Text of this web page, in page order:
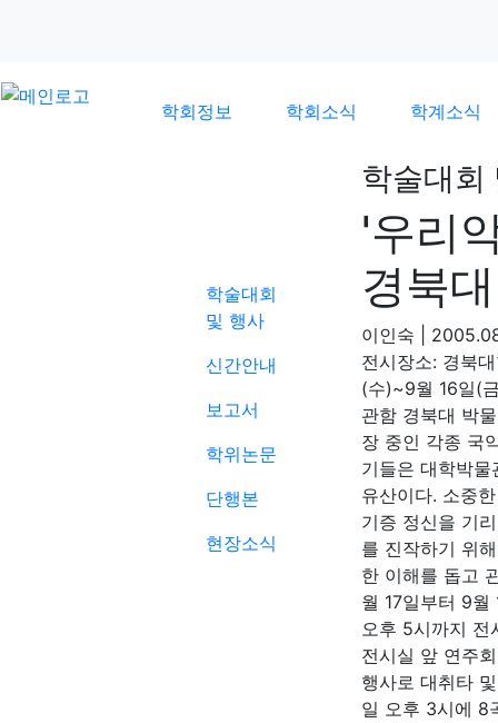
학회정보 학회소식 학계소식
학술대회
및 행사
신간안내
보고서
학위논문
단행본
현장소식
학술대회
'우리
경북
이인숙
전시장소: 경북
(수)~9월 16일(
관함 경북대 박
장 중인 각종 국
기들은 대학박
유산이다. 소중
기증 정신을 기
를 진작하기 위
한 이해를 돕고
월 17일부터 9
오후 5시까지 전
전시실 앞 연주
행사로 대취타
일 오후 3시에 8